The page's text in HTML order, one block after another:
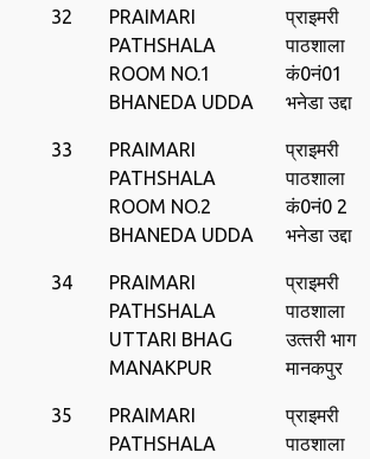
32
PRAIMARI
PATHSHALA
ROOM NO.1
BHANEDA UDDA
प्राइमरी
पाठशाला
कं0नं01
भनेडा उद्दा
33
PRAIMARI
PATHSHALA
ROOM NO.2
BHANEDA UDDA
प्राइमरी
पाठशाला
कं0नं0 2
भनेडा उद्दा
34
PRAIMARI
PATHSHALA
UTTARI BHAG
MANAKPUR
प्राइमरी
पाठशाला
उत्‍तरी भाग
मानकपुर
35
PRAIMARI
PATHSHALA
प्राइमरी
पाठशाला